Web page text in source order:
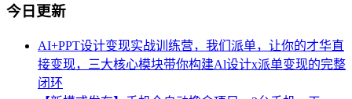
今日更新
AI+PPT设计变现实战训练营，我们派单，让你的才华直
接变现，三大核心模块带你构建Al设计x派单变现的完整
闭环